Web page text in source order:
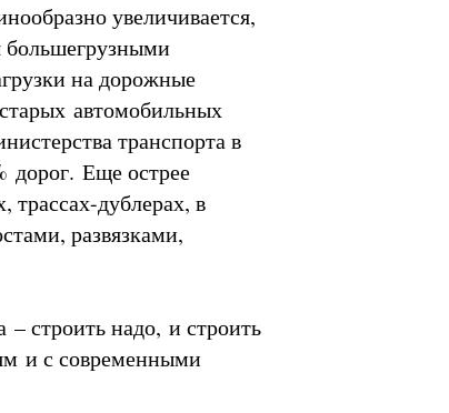
увеличивается,
большегрузными
на дорожные
автомобильных
транспорта в
дорог. Еще острее
дублерах, в
развязками,
строить надо, и строить
и с современными